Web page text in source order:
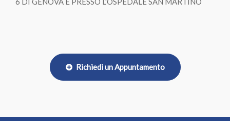
Richiedi un Appuntamento